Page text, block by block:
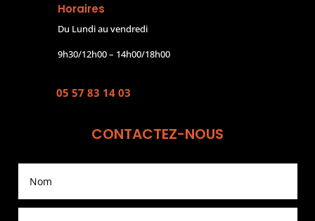
Horaires
Du Lundi au vendredi
9h30/12h00 – 14h00/18h00
05 57 83 14 03
CONTACTEZ-NOUS